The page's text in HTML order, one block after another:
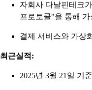
자회사 다날핀테크
프로토콜"을 통해
결제 서비스와 가상
최근실적:
2025년 3월 21일 기